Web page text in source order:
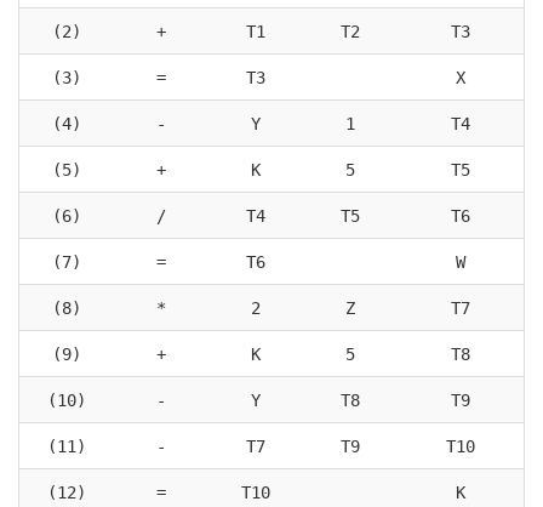
(2) + T1 T2 T3
(3) = T3 X
(4) - Y 1 T4
(5) + K 5 T5
(6) / T4 T5 T6
(7) = T6 W
(8) * 2 Z T7
(9) + K 5 T8
(10) - Y T8 T9
(11) - T7 T9 T10
(12) = T10 K